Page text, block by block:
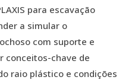
para escavação
a simular o
com suporte e
conceitos-chave de
raio plástico e condições